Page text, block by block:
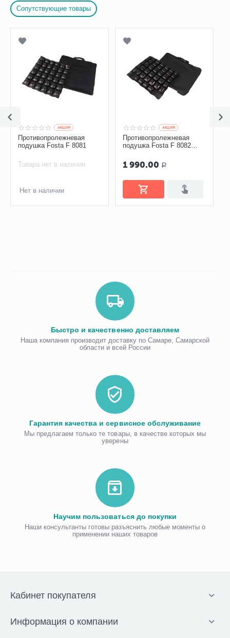
Сопутствующие товары
AКЦИЯ
Противопролежневая
подушка Fosta F 8081
Товара нет в наличии
Нет в наличии
AКЦИЯ
Противопролежневая
подушка Fosta F 8082
1 990.00 Р
Быстро и качественно доставляем
Наша компания производит доставку по Самаре, Самарской
области и всей России
Гарантия качества и сервисное обслуживание
Мы предлагаем только те товары, в качестве которых мы
уверены
Научим пользоваться до покупки
Наши консультанты готовы разъяснить любые моменты о
применении наших товаров
Кабинет покупателя
Информация о компании